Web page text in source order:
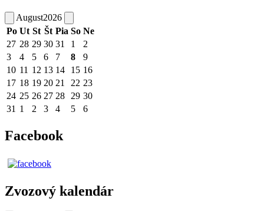
August2026
Po Ut St Št Pia So Ne
27 28 29 30 31 1
2
3
4 5 6 7 8
9
10 11 12 13 14 15 16
17 18 19 20 21 22 23
24 25 26 27 28 29 30
31 1 2 3 4 5 6
Facebook
Zvozový kalendár